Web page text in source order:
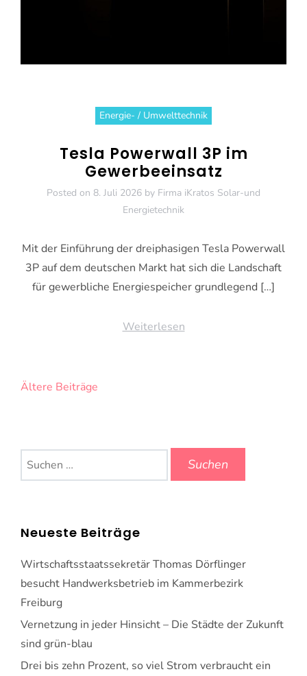
Energie- / Umwelttechnik
Tesla Powerwall 3P im
Gewerbeeinsatz
Posted on 8. Juli 2026 by Firma iKratos Solar-und
Energietechnik
Mit der Einführung der dreiphasigen Tesla Powerwall
3P auf dem deutschen Markt hat sich die Landschaft
für gewerbliche Energiespeicher grundlegend […]
Weiterlesen
Beitragsnavigation
Ältere Beiträge
Suchen
nach:
Neueste Beiträge
Wirtschaftsstaatssekretär Thomas Dörflinger
besucht Handwerksbetrieb im Kammerbezirk
Freiburg
Vernetzung in jeder Hinsicht – Die Städte der Zukunft
sind grün-blau
Drei bis zehn Prozent, so viel Strom verbraucht ein